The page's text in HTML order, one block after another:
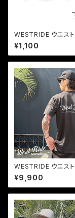
WESTRIDE ウエスト
IN CASE ラバーコイ
SA製
¥1,100
WESTRIDE ウエスト
ンテージボディーTシ
ラテック POWER
WR GENUINE
¥9,900